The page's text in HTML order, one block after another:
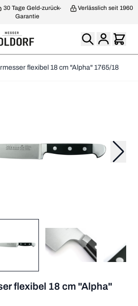
30 Tage Geld-zurück-
Garantie
Verlässlich seit 1960
flexibel 18 cm "Alpha" 1765/18
flexibel 18 cm "Alpha"